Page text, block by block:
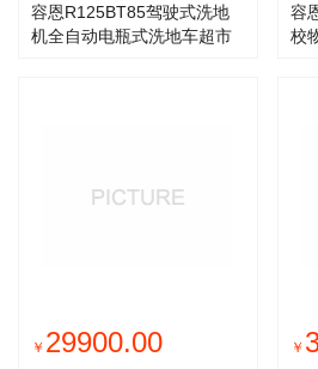
容恩R125BT85驾驶式洗地
机全自动电瓶式洗地车超市
容
校
￥ 29900.00 ￥